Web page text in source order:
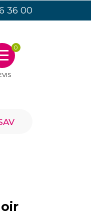
36 00
0